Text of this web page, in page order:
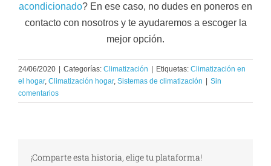
acondicionado? En ese caso, no dudes en poneros en
contacto con nosotros y te ayudaremos a escoger la
mejor opción.
24/06/2020 | Categorías: Climatización | Etiquetas: Climatización en
el hogar, Climatización hogar, Sistemas de climatización | Sin
comentarios
¡Comparte esta historia, elige tu plataforma!